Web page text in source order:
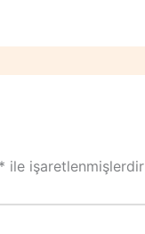
* ile işaretlenmişlerdir